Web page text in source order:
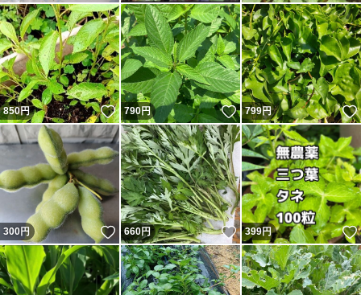
850円 いいね！
790円 いいね！
799円
300円 いいね！
660円 いいね！
399円